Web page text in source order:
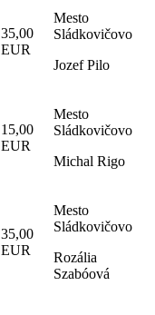
35,00
EUR
Mesto
Sládkovičovo
Jozef Pilo
15,00
EUR
Mesto
Sládkovičovo
Michal Rigo
35,00
EUR
Mesto
Sládkovičovo
Rozália
Szabóová